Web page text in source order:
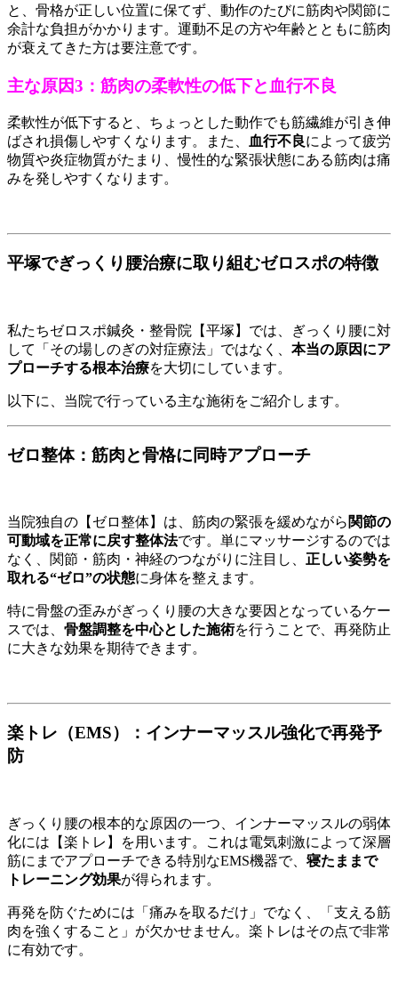
と、骨格が正しい位置に保てず、動作のたびに筋肉や関節に
余計な負担がかかります。運動不足の方や年齢とともに筋肉
が衰えてきた方は要注意です。
主な原因3：筋肉の柔軟性の低下と血行不良
柔軟性が低下すると、ちょっとした動作でも筋繊維が引き伸
ばされ損傷しやすくなります。また、
血行不良によって疲労
物質や炎症物質がたまり、慢性的な緊張状態にある筋肉は痛
みを発しやすくなります。
平塚でぎっくり腰治療に取り組むゼロスポの特徴
私たちゼロスポ鍼灸・整骨院【平塚】では、ぎっくり腰に対
して「その場しのぎの対症療法」ではなく、 本当の原因にア
プローチする根本治療を大切にしています。
以下に、当院で行っている主な施術をご紹介します。
ゼロ整体：筋肉と骨格に同時アプローチ
当院独自の【ゼロ整体】は、筋肉の緊張を緩めながら 関節の
可動域を正常に戻す整体法です。単にマッサージするのでは
なく、関節・筋肉・神経のつながりに注目し、 正しい姿勢を
取れる“ゼロ”の状態に身体を整えます。
特に骨盤の歪みがぎっくり腰の大きな要因となっているケー
スでは、 骨盤調整を中心とした施術を行うことで、再発防止
に大きな効果を期待できます。
楽トレ（EMS）：インナーマッスル強化で再発予
防
ぎっくり腰の根本的な原因の一つ、インナーマッスルの弱体
化には【楽トレ】を用います。これは電気刺激によって深層
筋にまでアプローチできる特別なEMS機器で、 寝たままで
トレーニング効果が得られます。
再発を防ぐためには「痛みを取るだけ」でなく、「支える筋
肉を強くすること」が欠かせません。楽トレはその点で非常
に有効です。